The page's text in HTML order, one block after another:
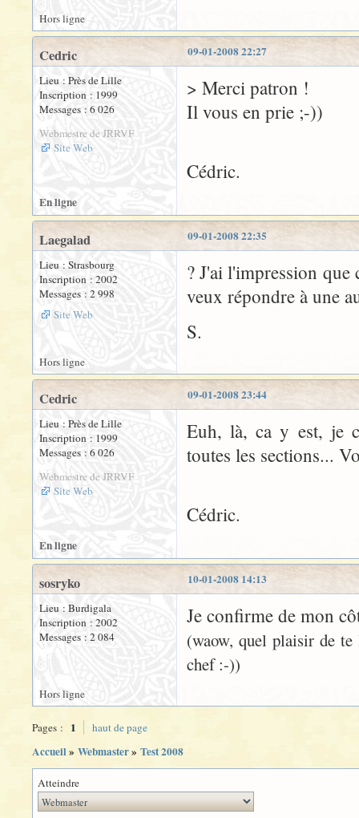
Hors ligne
09-01-2008 22:27
Cedric
Lieu : Près de Lille
Inscription : 1999
Messages : 6 026
Webmestre de JRRVF
Site Web
> Merci patron !
Il vous en prie ;-))
Cédric.
En ligne
09-01-2008 22:35
Laegalad
Lieu : Strasbourg
Inscription : 2002
Messages : 2 998
Site Web
? J'ai l'impression que
veux répondre à une
S.
Hors ligne
09-01-2008 23:44
Cedric
Lieu : Près de Lille
Inscription : 1999
Messages : 6 026
Webmestre de JRRVF
Site Web
Euh, là, ca y est, je
toutes les sections...
Cédric.
En ligne
10-01-2008 14:13
sosryko
Lieu : Burdigala
Inscription : 2002
Messages : 2 084
Je confirme de mon
(waow, quel plaisir de
chef :-))
Hors ligne
Pages : 1 haut de page
Accueil» Webmaster» Test 2008
Atteindre